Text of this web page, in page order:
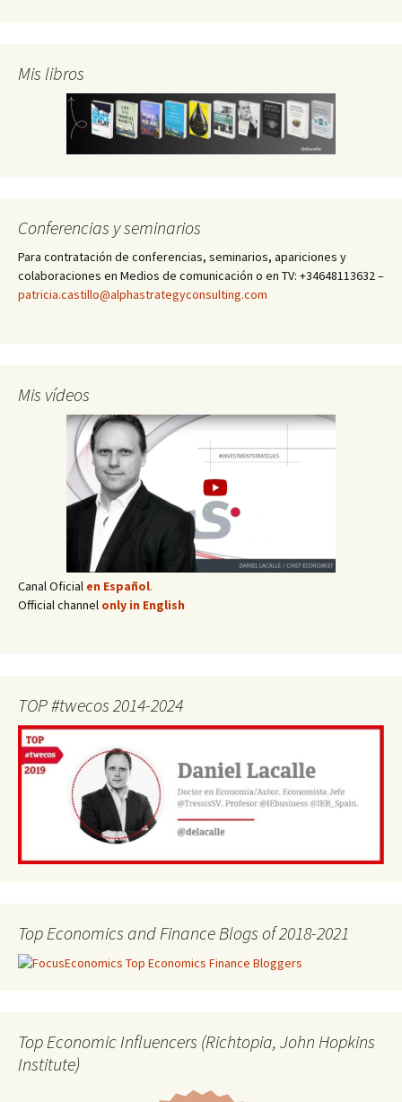
Mis libros
Conferencias y seminarios
Para contratación de conferencias, seminarios, apariciones y
colaboraciones en Medios de comunicación o en TV: +34648113632 –
patricia.castillo@alphastrategyconsulting.com
Mis vídeos
Canal Oficial en Español.
Official channel only in English
TOP #twecos 2014-2024
Top Economics and Finance Blogs of 2018-2021
Top Economic Influencers (Richtopia, John Hopkins
Institute)